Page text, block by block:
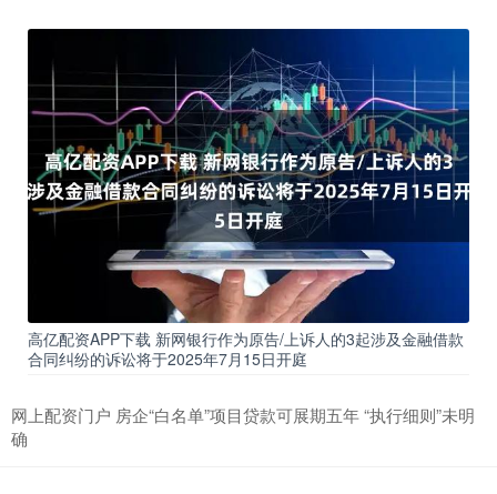
高亿配资APP下载 新网银行作为原告/上诉人的3起涉及金融借款
合同纠纷的诉讼将于2025年7月15日开庭
网上配资门户 房企“白名单”项目贷款可展期五年 “执行细则”未明
确